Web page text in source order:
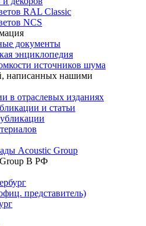
RAL Сlassic
NCS
документы
энциклопедия
источников шума
написанных нашими
в отраслевых изданиях
и статьи
Acoustic Group
В РФ
представитель)